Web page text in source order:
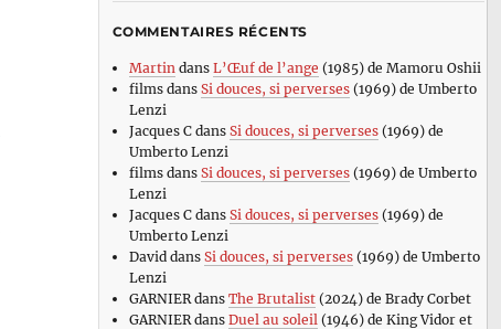
COMMENTAIRES RÉCENTS
Martin dans L’Œuf de l’ange (1985) de Mamoru Oshii
filmsdans Si douces, si perverses(1969) de Umberto
Lenzi
Jacques Cdans Si douces, si perverses(1969) de
Umberto Lenzi
filmsdans Si douces, si perverses(1969) de Umberto
Lenzi
Jacques Cdans Si douces, si perverses(1969) de
Umberto Lenzi
David dans Si douces, si perverses(1969) de Umberto
Lenzi
GARNIERdans The Brutalist(2024) de Brady Corbet
GARNIERdans Duel au soleil (1946) de King Vidor et